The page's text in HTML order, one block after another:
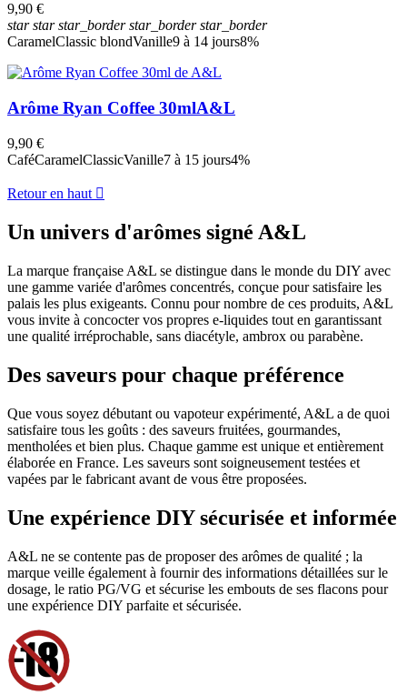
9,90 €
starstarstar_borderstar_borderstar_border
CaramelClassic blondVanille9 à 14 jours8%
Arôme Ryan Coffee 30mlA&L
9,90 €
CaféCaramelClassicVanille7 à 15 jours4%
Retour en haut 
Un univers d'arômes signé A&L
La marque française A&L se distingue dans le monde du DIY avec
une gamme variée d'arômes concentrés, conçue pour satisfaire les
palais les plus exigeants. Connu pour nombre de ces produits, A&L
vous invite à concocter vos propres e-liquides tout en garantissant
une qualité irréprochable, sans diacétyle, ambrox ou parabène.
Des saveurs pour chaque préférence
Que vous soyez débutant ou vapoteur expérimenté, A&L a de quoi
satisfaire tous les goûts : des saveurs fruitées, gourmandes,
mentholées et bien plus. Chaque gamme est unique et entièrement
élaborée en France. Les saveurs sont soigneusement testées et
vapées par le fabricant avant de vous être proposées.
Une expérience DIY sécurisée et informée
A&L ne se contente pas de proposer des arômes de qualité ; la
marque veille également à fournir des informations détaillées sur le
dosage, le ratio PG/VG et sécurise les embouts de ses flacons pour
une expérience DIY parfaite et sécurisée.